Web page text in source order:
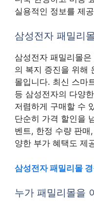
실용적인 정보를 제
삼성전자 패밀리
삼성전자 패밀리몰
의 복지 증진을 위해
몰입니다. 최신 스마
등 삼성전자의 다양
저렴하게 구매할 수
단순히 가격 할인을
벤트, 한정 수량 판
양한 부가 혜택도 제
삼성전자 패밀리몰
누가 패밀리몰을